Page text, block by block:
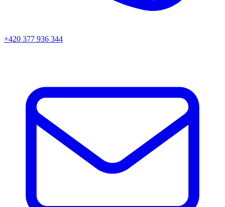
+420 377 936 344